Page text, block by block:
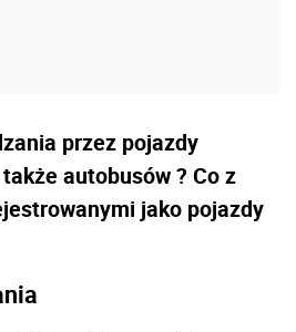
przez pojazdy
autobusów ? Co z
jako pojazdy